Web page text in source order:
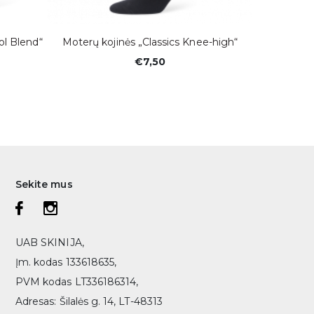
Blend“
Moterų kojinės „Classics Knee-high“
€7,50
Sekite mus
UAB SKINIJA,
Įm. kodas 133618635,
PVM kodas LT336186314,
Adresas: Šilalės g. 14, LT-48313